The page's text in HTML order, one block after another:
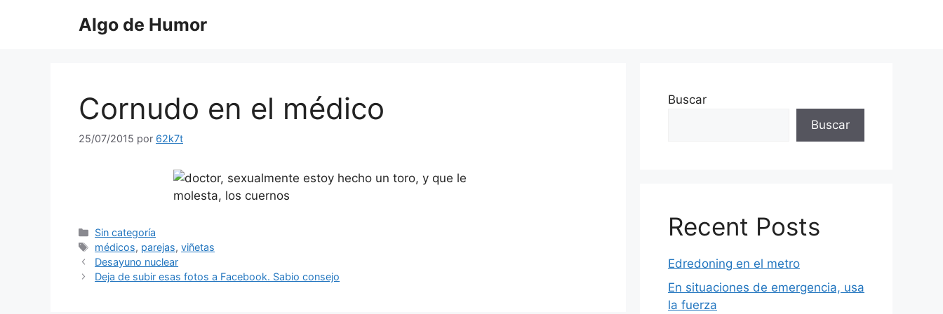
Algo de Humor
Cornudo en el médico
25/07/2015 por 62k7t
Categorías
Sin categoría
Etiquetas
médicos, parejas,viñetas
Desayuno nuclear
Deja de subir esas fotos a Facebook. Sabio consejo
Buscar
Buscar
Recent Posts
Edredoning en el metro
En situaciones de emergencia, usa
la fuerza